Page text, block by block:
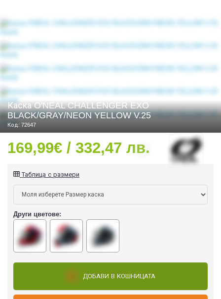
ЕКИПИРОВКА
Каска O'NEAL CHALLENGER EXO
BLACK/GRAY/NEON YELLOW V.25
Код: 72647
169,99€ / 332,47 лв.
Таблица с размери
Други цветове:
ДОБАВИ В КОШНИЦАТА